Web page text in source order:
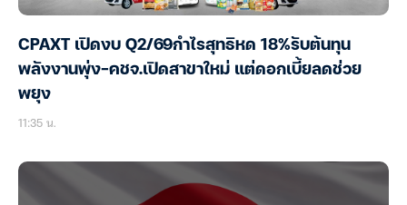
CPAXT เปิดงบ Q2/69กำไรสุทธิหด 18%รับต้นทุน
พลังงานพุ่ง-คชจ.เปิดสาขาใหม่ แต่ดอกเบี้ยลดช่วย
พยุง
11:35 น.